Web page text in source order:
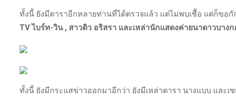
ทั้งนี้ ยังมีดาราอีกหลายท่านที่ได้ตรวจแล้ว แต่ไม่พบเชื้อ แต่ก็ขอกั
TV ไบร์ท-วิน , สาวดิว อริสรา และเหล่านักแสดงค่ายนาดาวบา
ทั้งนี้ ยังมีกระแสข่าวออกมาอีกว่า ยังมีเหล่าดารา นางแบบ และเ